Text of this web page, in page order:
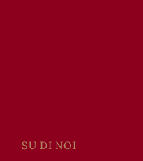
SU DI NOI